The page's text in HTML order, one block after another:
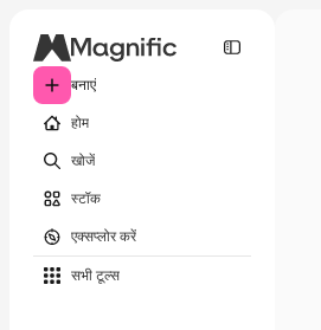
बनाएं
होम
खोजें
स्टॉक
एक्सप्लोर करें
सभी टूल्‍स